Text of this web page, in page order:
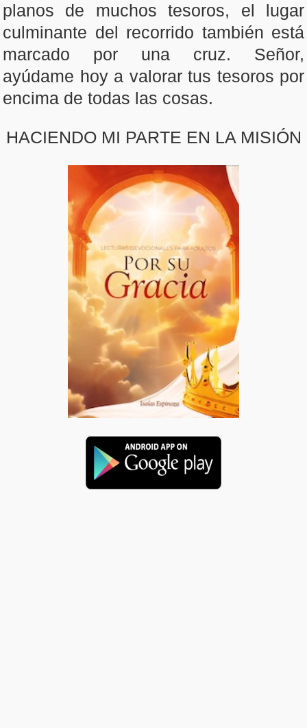
planos de muchos tesoros, el lugar
culminante del recorrido también está
marcado por una cruz. Señor,
ayúdame hoy a valorar tus tesoros por
encima de todas las cosas.
HACIENDO MI PARTE EN LA MISIÓN